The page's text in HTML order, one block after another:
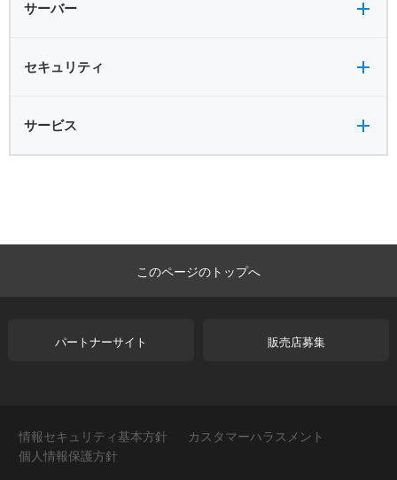
サーバー
セキュリティ
サービス
このページのトップへ
パートナーサイト 販売店募集
情報セキュリティ基本方針
カスタマーハラスメント
個人情報保護方針